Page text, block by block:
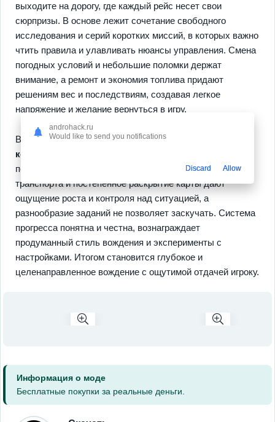
выходите на дорогу, где каждый рейс несет свои
сюрпризы. В основе лежит сочетание свободного
исследования и серий коротких миссий, в которых важно
чтить правила и улавливать нюансы управления. Смена
погодных условий и небольшие поломки держат
внимание, а ремонт и экономия топлива придают
решениям вес и последствиям, создавая легкое
напряжение и желание вернуться в игру.
В игре выделяютсяреалистичная физика
коллекция машин
поведением на дороге. Прокачка навыков, улучшения
транспорта и постепенное раскрытие карты дают
ощущение роста и контроля над ситуацией, а
разнообразие заданий не позволяет заскучать. Система
прогресса понятна и честна, вознаграждает
продуманный стиль вождения и эксперименты с
настройками. Итогом становится глубокое и
целенаправленное вождение с ощутимой отдачей игроку.
Информация о моде
Бесплатные покупки за реальные деньги.
androhack.ru
Would like to send you notifications
Discard Allow